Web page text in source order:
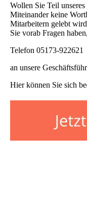
Wollen Sie Teil
Miteinander keine
Mitarbeitern gelebt
Sie vorab Fragen
Telefon 05173-922621
an unsere
Hier können Sie sich